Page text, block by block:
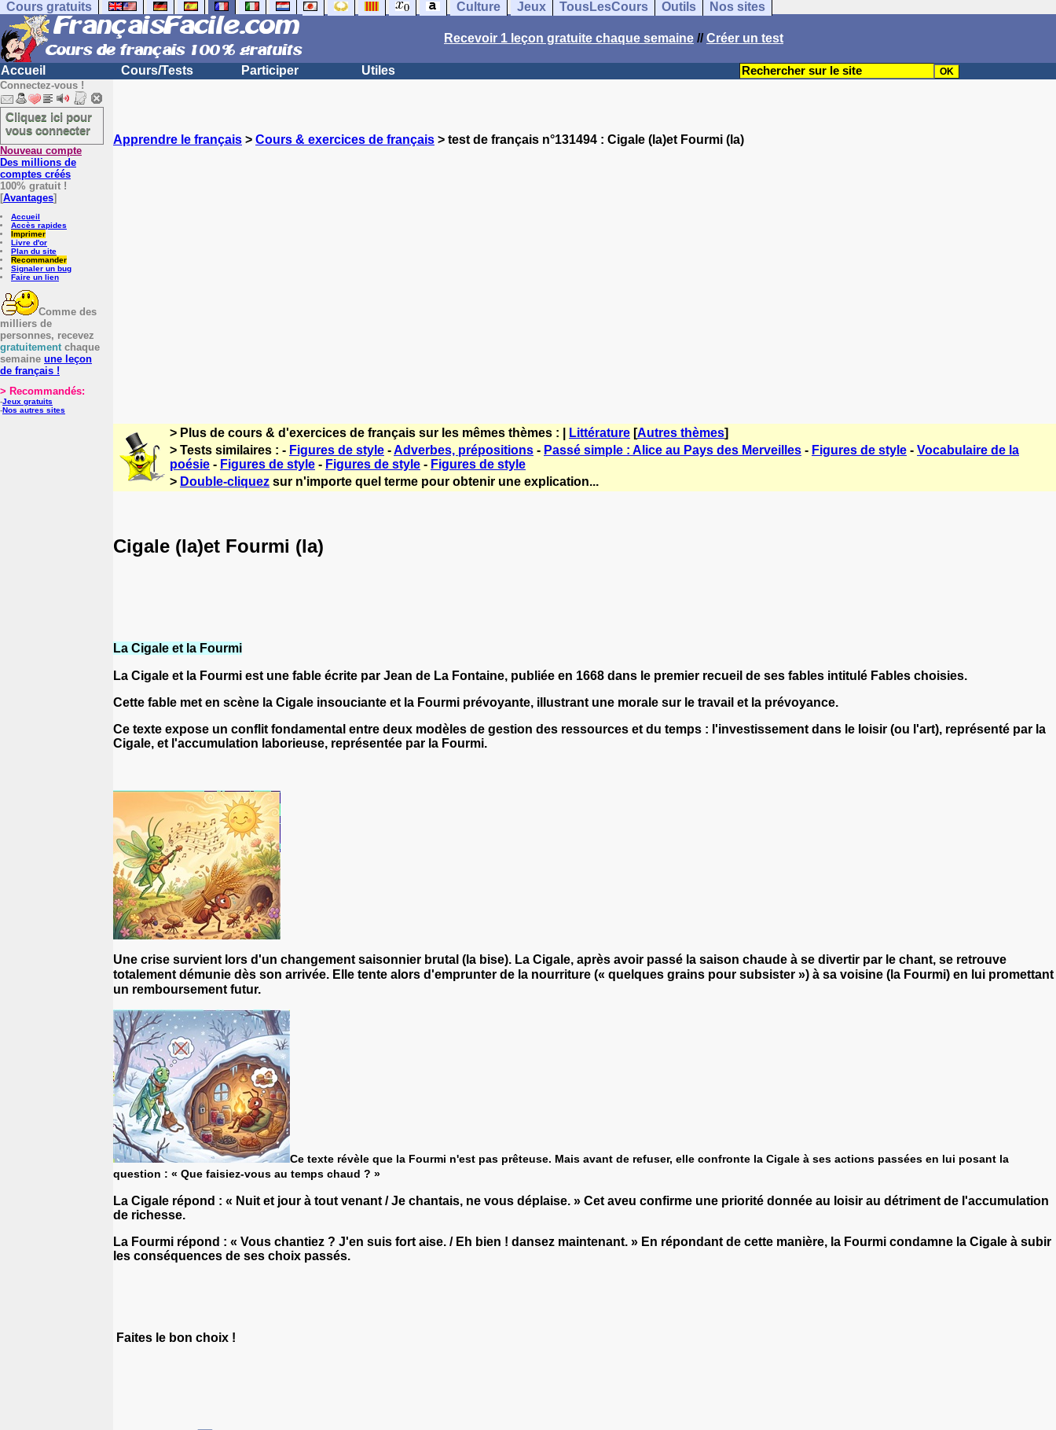
Cours gratuits Culture Jeux TousLesCours Outils Nos sites
Recevoir 1 leçon gratuite chaque semaine //Créer un test
Accueil Cours/Tests Participer Utiles
Connectez-vous !
Cliquez ici pour
vous connecter
Nouveau compte
Des millions de
comptes créés
100% gratuit !
[Avantages]
Accueil
Accès rapides
Imprimer
Livre d'or
Plan du site
Recommander
Signaler un bug
Faire un lien
Comme des
milliers de
personnes, recevez
gratuitementchaque
semaine une leçon
de français !
> Recommandés:
-Jeux gratuits
-Nos autres sites
Apprendre le français > Cours & exercices de français > test de français n°131494 : Cigale (la)et Fourmi (la)
> Plus de cours & d'exercices de français sur les mêmes thèmes : | Littérature [Autres thèmes]
> Tests similaires : - Figures de style -Adverbes, prépositions - Passé simple : Alice au Pays des Merveilles - Figures de style - Vocabulaire de la
poésie - Figures de style - Figures de style - Figures de style
> Double-cliquez sur n'importe quel terme pour obtenir une explication...
Cigale (la)et Fourmi (la)
La Cigale et la Fourmi
La Cigale et la Fourmi est une fable écrite par Jean de La Fontaine, publiée en 1668 dans le premier recueil de ses fables intitulé Fables choisies.
Cette fable met en scène la Cigale insouciante et la Fourmi prévoyante, illustrant une morale sur le travail et la prévoyance.
Ce texte expose un conflit fondamental entre deux modèles de gestion des ressources et du temps : l'investissement dans le loisir (ou l'art), représenté par la
Cigale, et l'accumulation laborieuse, représentée par la Fourmi.
Une crise survient lors d'un changement saisonnier brutal (la bise). La Cigale, après avoir passé la saison chaude à se divertir par le chant, se retrouve
totalement démunie dès son arrivée. Elle tente alors d'emprunter de la nourriture (« quelques grains pour subsister ») à sa voisine (la Fourmi) en lui promettant
un remboursement futur.
Ce texte révèle que la Fourmi n'est pas prêteuse. Mais avant de refuser, elle confronte la Cigale à ses actions passées en lui posant la
question : « Que faisiez-vous au temps chaud ? »
La Cigale répond : « Nuit et jour à tout venant / Je chantais, ne vous déplaise. » Cet aveu confirme une priorité donnée au loisir au détriment de l'accumulation
de richesse.
La Fourmi répond : « Vous chantiez ? J'en suis fort aise. / Eh bien ! dansez maintenant. » En répondant de cette manière, la Fourmi condamne la Cigale à subir
les conséquences de ses choix passés.
Faites le bon choix !